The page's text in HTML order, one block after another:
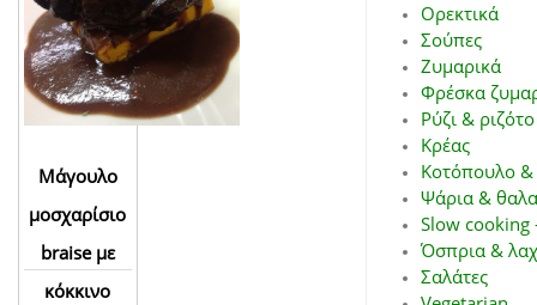
Μάγουλο
μοσχαρίσιο
braise με
κόκκινο
Ορεκτικά
Σούπες
Ζυμαρικά
Φρέσκα
Ρύζι & ριζότο
Κρέας
Κοτόπουλο &
Ψάρια &
Slow cooking
Όσπρια &
Σαλάτες